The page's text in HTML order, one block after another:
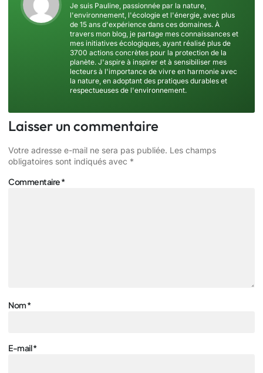
Je suis Pauline, passionnée par la nature,
l'environnement, l'écologie et l'énergie, avec plus
de 15 ans d'expérience dans ces domaines. À
travers mon blog, je partage mes connaissances et
mes initiatives écologiques, ayant réalisé plus de
3700 actions concrètes pour la protection de la
planète. J'aspire à inspirer et à sensibiliser mes
lecteurs à l'importance de vivre en harmonie avec
la nature, en adoptant des pratiques durables et
respectueuses de l'environnement.
Laisser un commentaire
Votre adresse e-mail ne sera pas publiée. Les champs
obligatoires sont indiqués avec *
Commentaire*
Nom*
E-mail*